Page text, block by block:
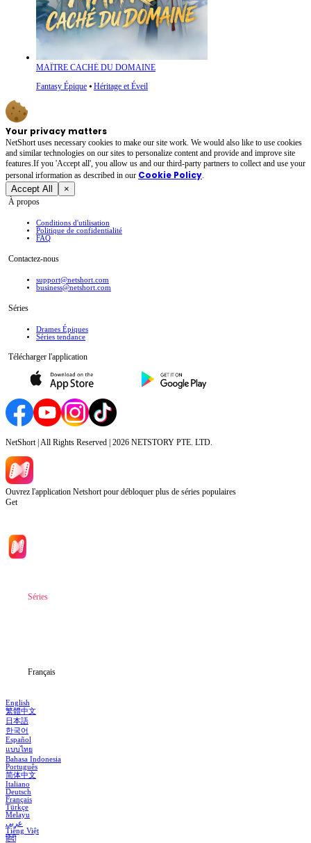
MAÎTRE CACHÉ DU DOMAINE
Fantasy Épique ⦁ Héritage et Éveil
Your privacy matters
NetShort uses necessary cookies to make our site work. We would also like to use cookies
and similar technologies on our sites to personalize content and provide and improve site
features.If you 'Accept all', you allow us and our third-party partners to collect and use your
personal irformation as described in our Cookie Policy.
Accept All ×
À propos
Conditions d'utilisation
Politique de confidentialité
FAQ
Contactez-nous
support@netshort.com
business@netshort.com
Séries
Drames Épiques
Séries tendance
Télécharger l'application
NetShort | All Rights Reserved | 2026 NETSTORY PTE. LTD.
Ouvrez l'application Netshort pour débloquer plus de séries populaires
Get
Séries
Français
English
繁體中文
日本語
한국어
Español
แบบไทย
Bahasa Indonesia
Português
简体中文
Italiano
Deutsch
Français
Türkçe
Melayu
عربي
Tiếng Việt
हिंदी